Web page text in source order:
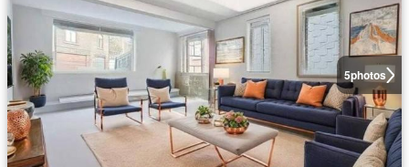
5photos